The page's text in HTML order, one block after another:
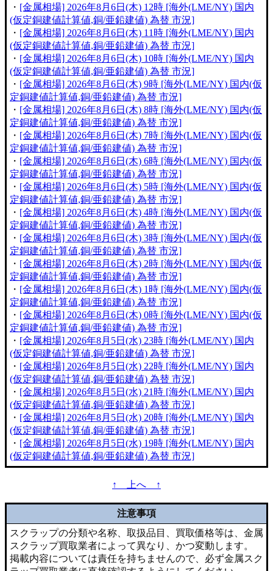
・ [金属相場] 2026年8月6日(木) 12時 [海外(LME/NY) 国内
(仮定銅建値計算値,銅/亜鉛建値) 為替 市況]
・ [金属相場] 2026年8月6日(木) 11時 [海外(LME/NY) 国内
(仮定銅建値計算値,銅/亜鉛建値) 為替 市況]
・ [金属相場] 2026年8月6日(木) 10時 [海外(LME/NY) 国内
(仮定銅建値計算値,銅/亜鉛建値) 為替 市況]
・ [金属相場] 2026年8月6日(木) 9時 [海外(LME/NY) 国内(仮
定銅建値計算値,銅/亜鉛建値) 為替 市況]
・ [金属相場] 2026年8月6日(木) 8時 [海外(LME/NY) 国内(仮
定銅建値計算値,銅/亜鉛建値) 為替 市況]
・ [金属相場] 2026年8月6日(木) 7時 [海外(LME/NY) 国内(仮
定銅建値計算値,銅/亜鉛建値) 為替 市況]
・ [金属相場] 2026年8月6日(木) 6時 [海外(LME/NY) 国内(仮
定銅建値計算値,銅/亜鉛建値) 為替 市況]
・ [金属相場] 2026年8月6日(木) 5時 [海外(LME/NY) 国内(仮
定銅建値計算値,銅/亜鉛建値) 為替 市況]
・ [金属相場] 2026年8月6日(木) 4時 [海外(LME/NY) 国内(仮
定銅建値計算値,銅/亜鉛建値) 為替 市況]
・ [金属相場] 2026年8月6日(木) 3時 [海外(LME/NY) 国内(仮
定銅建値計算値,銅/亜鉛建値) 為替 市況]
・ [金属相場] 2026年8月6日(木) 2時 [海外(LME/NY) 国内(仮
定銅建値計算値,銅/亜鉛建値) 為替 市況]
・ [金属相場] 2026年8月6日(木) 1時 [海外(LME/NY) 国内(仮
定銅建値計算値,銅/亜鉛建値) 為替 市況]
・ [金属相場] 2026年8月6日(木) 0時 [海外(LME/NY) 国内(仮
定銅建値計算値,銅/亜鉛建値) 為替 市況]
・ [金属相場] 2026年8月5日(水) 23時 [海外(LME/NY) 国内
(仮定銅建値計算値,銅/亜鉛建値) 為替 市況]
・ [金属相場] 2026年8月5日(水) 22時 [海外(LME/NY) 国内
(仮定銅建値計算値,銅/亜鉛建値) 為替 市況]
・ [金属相場] 2026年8月5日(水) 21時 [海外(LME/NY) 国内
(仮定銅建値計算値,銅/亜鉛建値) 為替 市況]
・ [金属相場] 2026年8月5日(水) 20時 [海外(LME/NY) 国内
(仮定銅建値計算値,銅/亜鉛建値) 為替 市況]
・ [金属相場] 2026年8月5日(水) 19時 [海外(LME/NY) 国内
(仮定銅建値計算値,銅/亜鉛建値) 為替 市況]
↑ 上へ ↑
注意事項
スクラップの分類や名称、取扱品目、買取価格等は、金属
スクラップ買取業者によって異なり、かつ変動します。
掲載内容については責任を持ちませんので、必ず金属スク